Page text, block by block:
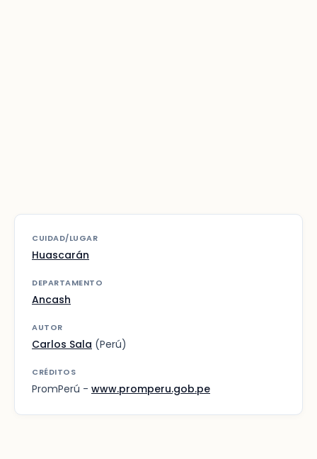
CUIDAD/LUGAR
Huascarán
DEPARTAMENTO
Ancash
AUTOR
Carlos Sala (Perú)
CRÉDITOS
PromPerú - www.promperu.gob.pe